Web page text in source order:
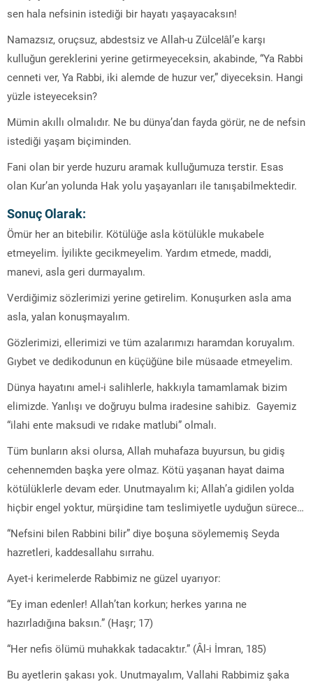
sen hala nefsinin istediği bir hayatı yaşayacaksın!
Namazsız, oruçsuz, abdestsiz ve Allah-u Zülcelâl’e karşı
kulluğun gereklerini yerine getirmeyeceksin, akabinde, “Ya Rabbi
cenneti ver, Ya Rabbi, iki alemde de huzur ver,” diyeceksin. Hangi
yüzle isteyeceksin?
Mümin akıllı olmalıdır. Ne bu dünya’dan fayda görür, ne de nefsin
istediği yaşam biçiminden.
Fani olan bir yerde huzuru aramak kulluğumuza terstir. Esas
olan Kur’an yolunda Hak yolu yaşayanları ile tanışabilmektedir.
Sonuç Olarak:
Ömür her an bitebilir. Kötülüğe asla kötülükle mukabele
etmeyelim. İyilikte gecikmeyelim. Yardım etmede, maddi,
manevi, asla geri durmayalım.
Verdiğimiz sözlerimizi yerine getirelim. Konuşurken asla ama
asla, yalan konuşmayalım.
Gözlerimizi, ellerimizi ve tüm azalarımızı haramdan koruyalım.
Gıybet ve dedikodunun en küçüğüne bile müsaade etmeyelim.
Dünya hayatını amel-i salihlerle, hakkıyla tamamlamak bizim
elimizde. Yanlışı ve doğruyu bulma iradesine sahibiz. Gayemiz
“ilahi ente maksudi ve rıdake matlubi” olmalı.
Tüm bunların aksi olursa, Allah muhafaza buyursun, bu gidiş
cehennemden başka yere olmaz. Kötü yaşanan hayat daima
kötülüklerle devam eder. Unutmayalım ki; Allah’a gidilen yolda
hiçbir engel yoktur, mürşidine tam teslimiyetle uyduğun sürece…
“Nefsini bilen Rabbini bilir” diye boşuna söylememiş Seyda
hazretleri, kaddesallahu sırrahu.
Ayet-i kerimelerde Rabbimiz ne güzel uyarıyor:
“Ey iman edenler! Allah’tan korkun; herkes yarına ne
hazırladığına baksın.” (Haşr; 17)
“Her nefis ölümü muhakkak tadacaktır.” (Âl-i İmran, 185)
Bu ayetlerin şakası yok. Unutmayalım, Vallahi Rabbimiz şaka